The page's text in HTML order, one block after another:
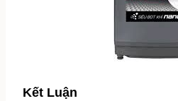
Kết Luận